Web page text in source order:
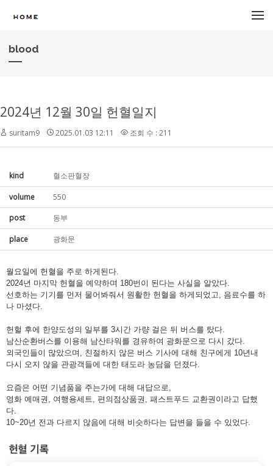
blood
2024년 12월 30일 헌혈일지
suritam9 2025.01.03 12:11 조회 수 : 211
kind 혈소판혈장
volume
550
post
동부
place 광화문
월요일에 헌혈을 주로 하게된다.
2024년 마지막 헌혈을 예약하며 180번이 된다는 사실을 알았다.
선호하는 기기를 먼저 물어봐줘서 원활한 헌혈을 하게되었고, 음료수를 하
나 마셨다.
헌헐 후에 한양도성의 일부를 3시간 가량 걸은 뒤 버스를 탔다.
남산순환버스를 이용해 남산타워를 경유하여 광화문으로 다시 갔다.
외국인들이 많았으며, 친절하지 않은 버스 기사에 대해 친구에게 10년내
다시 오지 않을 관광객들에 대한 태도라 농담을 던졌다.
요즘은 어떤 기념품을 주는가에 대해 대답으로,
영화 예매권, 여행용세트, 편의점상품권, 패스트푸드 교환권이라고 답했
다.
10~20년 전과 다르지 않음에 대해 비슷하다는 답변을 들을 수 있었다.